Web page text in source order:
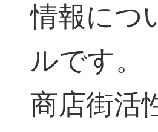
情報につ
ルです。
商店街活